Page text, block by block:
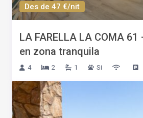
Des de 47 €/nit
LA FARELLA LA COMA
en zona tranquila
4 2 1 Si